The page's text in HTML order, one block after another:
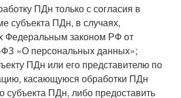
ПДн только с согласия в
субъекта ПДн, в случаях,
Федеральным законом РФ от
«О персональных данных»;
ПДн или его представителю по
касающуюся обработки ПДн
субъекта ПДн, либо предоставить